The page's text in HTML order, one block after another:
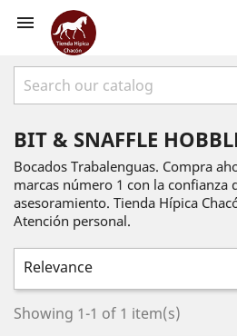

BIT & SNAFFLE
Bocados Trabalenguas. Compra
marcas número 1 con la confianza
asesoramiento. Tienda Hípica
Atención personal.
Relevance
Showing 1-1 of 1 item(s)